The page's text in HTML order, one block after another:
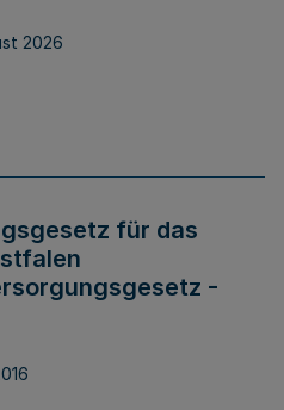
2026
für das
-